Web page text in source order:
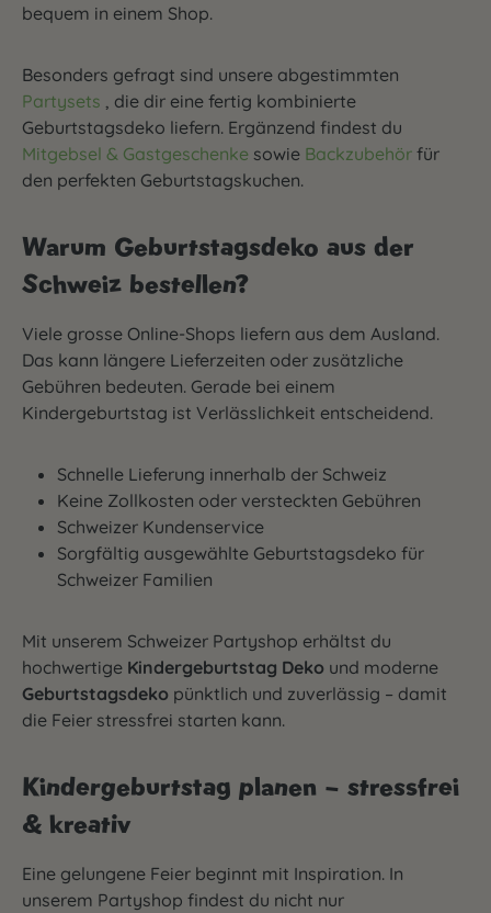
bequem in einem Shop.
Besonders gefragt sind unsere abgestimmten
Partysets
, die dir eine fertig kombinierte
Geburtstagsdeko liefern. Ergänzend findest du
Mitgebsel & Gastgeschenke sowie Backzubehör für
den perfekten Geburtstagskuchen.
Warum Geburtstagsdeko aus der
Schweiz bestellen?
Viele grosse Online-Shops liefern aus dem Ausland.
Das kann längere Lieferzeiten oder zusätzliche
Gebühren bedeuten. Gerade bei einem
Kindergeburtstag ist Verlässlichkeit entscheidend.
Schnelle Lieferung innerhalb der Schweiz
Keine Zollkosten oder versteckten Gebühren
Schweizer Kundenservice
Sorgfältig ausgewählte Geburtstagsdeko für
Schweizer Familien
Mit unserem Schweizer Partyshop erhältst du
hochwertige Kindergeburtstag Deko und moderne
Geburtstagsdeko pünktlich und zuverlässig – damit
die Feier stressfrei starten kann.
Kindergeburtstag planen – stressfrei
& kreativ
Eine gelungene Feier beginnt mit Inspiration. In
unserem Partyshop findest du nicht nur